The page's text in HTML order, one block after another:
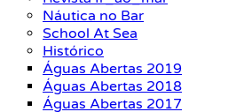
Náutica no Bar
School At Sea
Histórico
Águas Abertas 2019
Águas Abertas 2018
Águas Abertas 2017